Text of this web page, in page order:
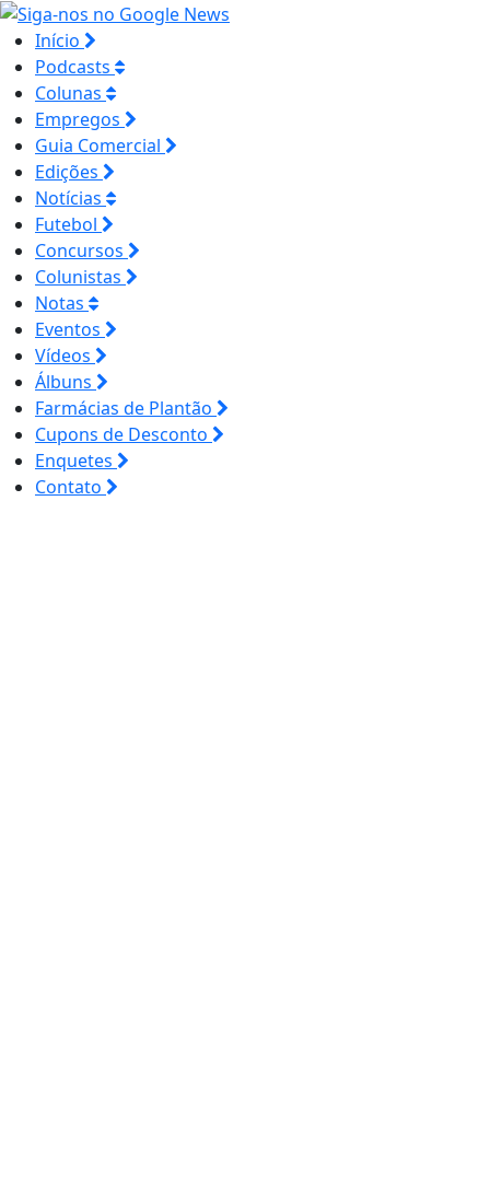
Início
Podcasts
Colunas
Empregos
Guia Comercial
Edições
Notícias
Futebol
Concursos
Colunistas
Notas
Eventos
Vídeos
Álbuns
Farmácias de Plantão
Cupons de Desconto
Enquetes
Contato